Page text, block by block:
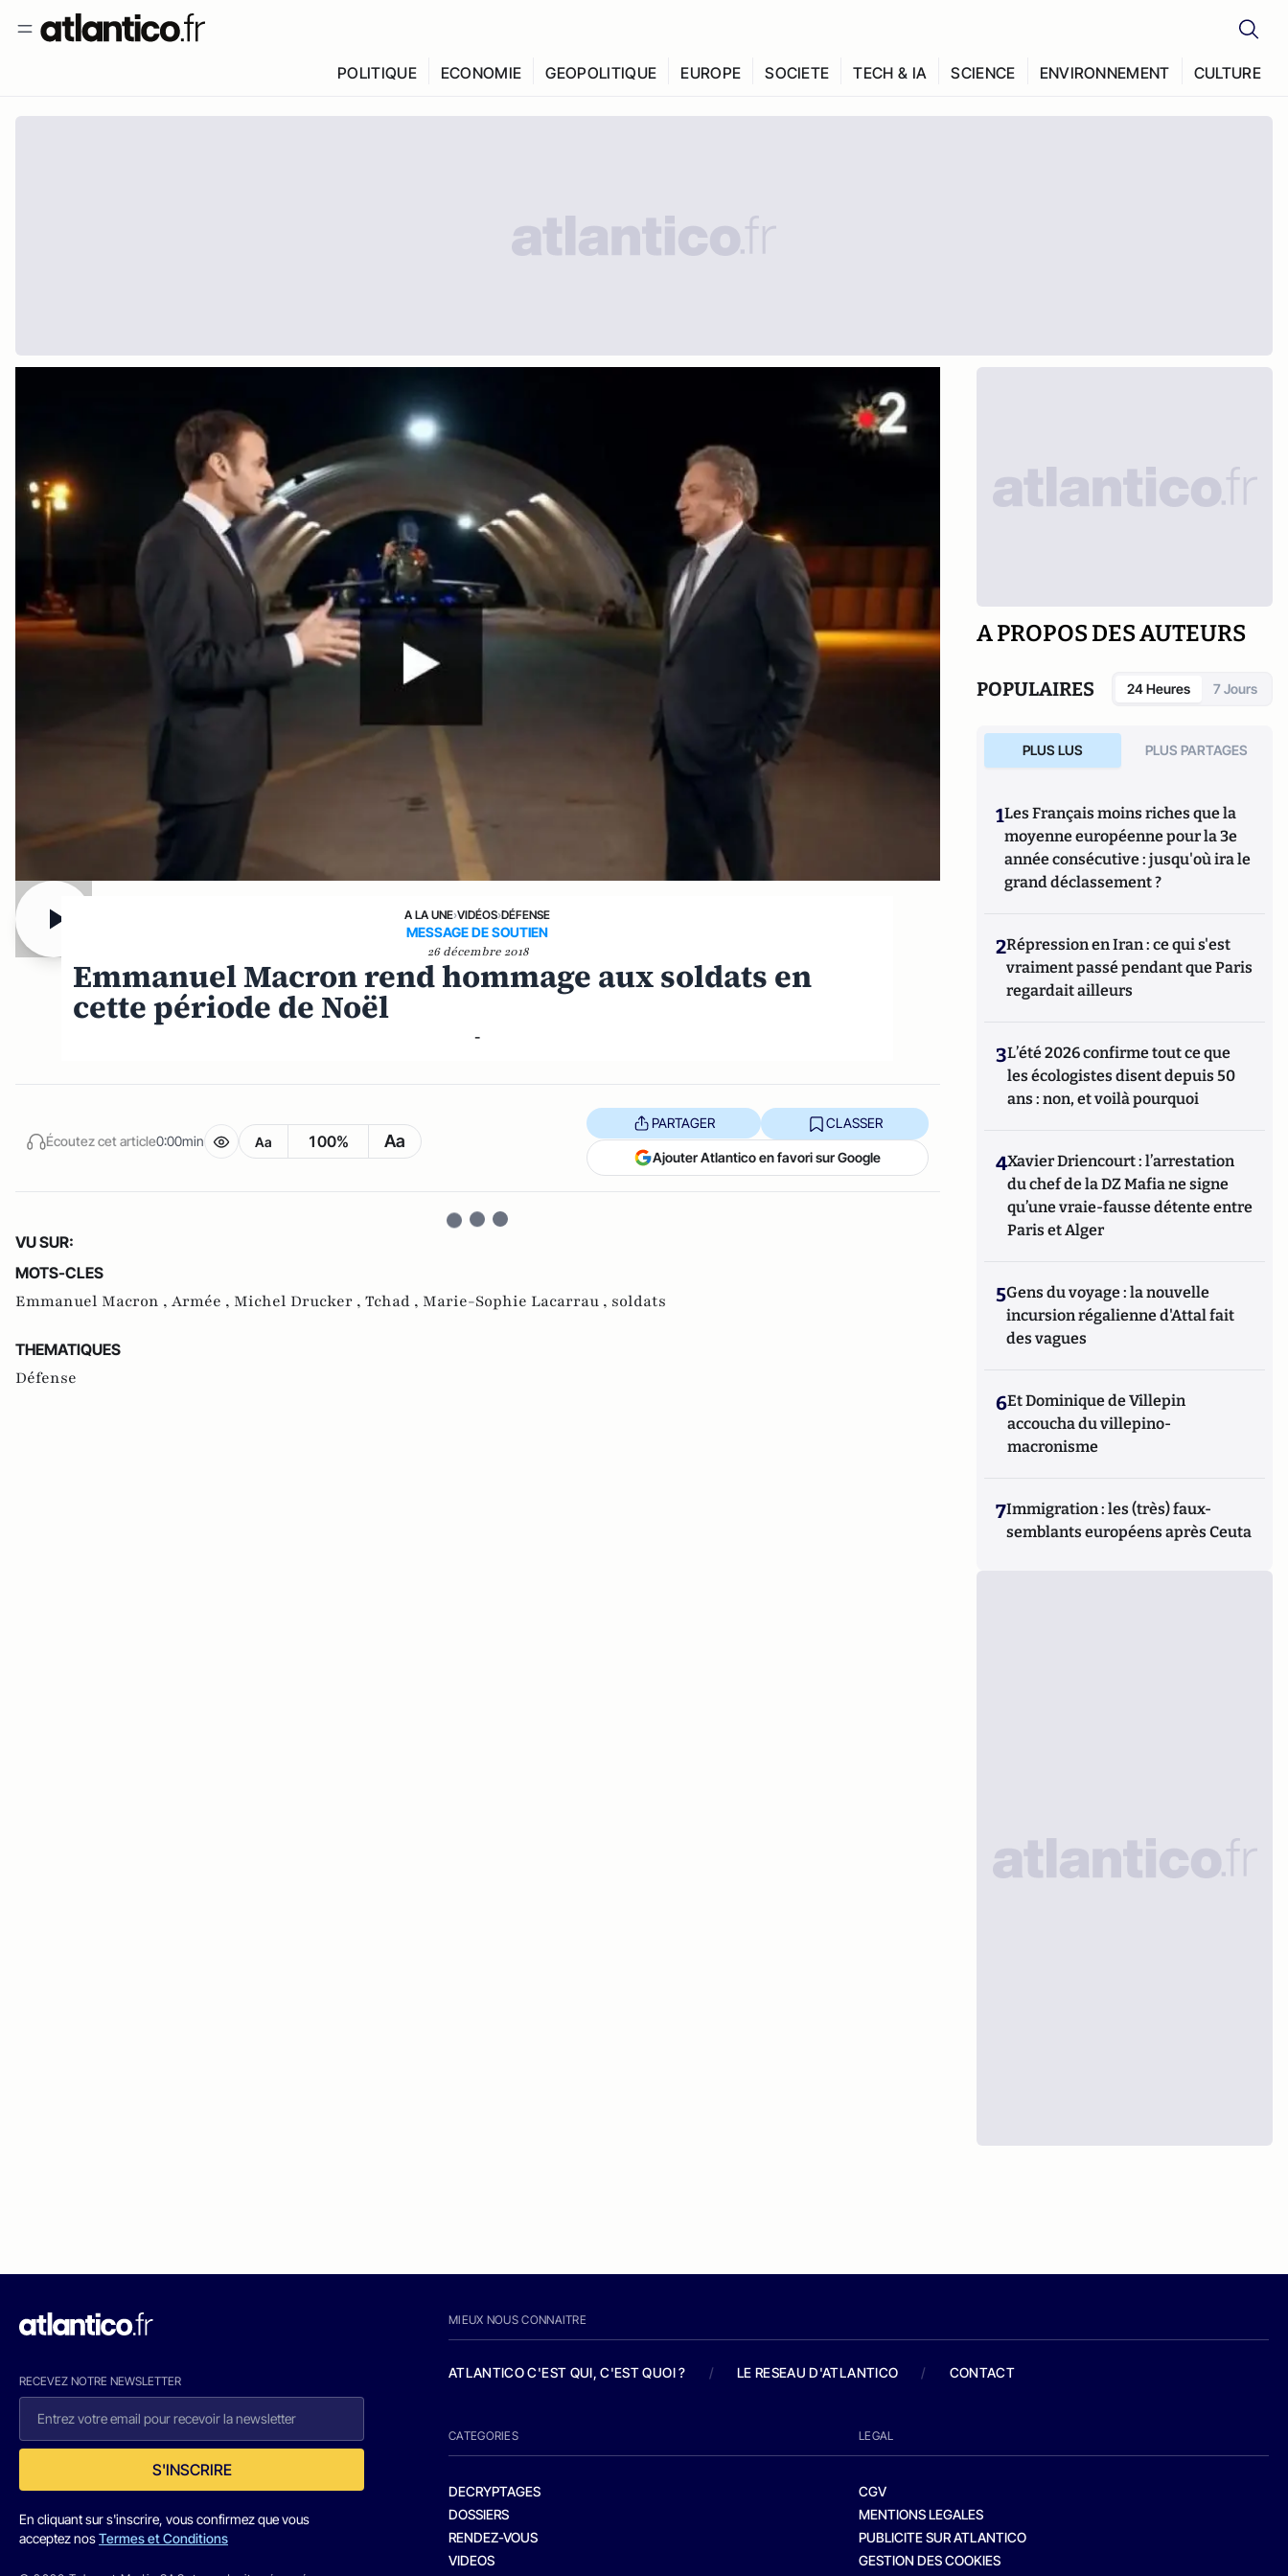
POLITIQUE ECONOMIE GEOPOLITIQUE EUROPE SOCIETE TECH & IA SCIENCE ENVIRONNEMENT CULTURE
A LA UNE›VIDÉOS›DÉFENSE
MESSAGE DE SOUTIEN
26 décembre 2018
Emmanuel Macron rend hommage aux soldats en
cette période de Noël
-
Écoutez cet article0:00min Aa 100% Aa
PARTAGER CLASSER
Ajouter Atlantico en favori sur Google
VU SUR:
MOTS-CLES
Emmanuel Macron , Armée , Michel Drucker , Tchad , Marie-Sophie Lacarrau , soldats
THEMATIQUES
Défense
A PROPOS DES AUTEURS
POPULAIRES 24 Heures 7 Jours
PLUS LUS PLUS PARTAGES
1Les Français moins riches que la
moyenne européenne pour la 3e
année consécutive : jusqu'où ira le
grand déclassement ?
2Répression en Iran : ce qui s'est
vraiment passé pendant que Paris
regardait ailleurs
3L’été 2026 confirme tout ce que
les écologistes disent depuis 50
ans : non, et voilà pourquoi
4Xavier Driencourt : l’arrestation
du chef de la DZ Mafia ne signe
qu’une vraie-fausse détente entre
Paris et Alger
5Gens du voyage : la nouvelle
incursion régalienne d'Attal fait
des vagues
6Et Dominique de Villepin
accoucha du villepino-
macronisme
7Immigration : les (très) faux-
semblants européens après Ceuta
RECEVEZ NOTRE NEWSLETTER
S'INSCRIRE
En cliquant sur s'inscrire, vous confirmez que vous
acceptez nosTermes et Conditions
MIEUX NOUS CONNAITRE
ATLANTICO C'EST QUI, C'EST QUOI ? / LE RESEAU D'ATLANTICO / CONTACT
CATEGORIES
DECRYPTAGES
DOSSIERS
RENDEZ-VOUS
VIDEOS
LEGAL
CGV
MENTIONS LEGALES
PUBLICITE SUR ATLANTICO
GESTION DES COOKIES